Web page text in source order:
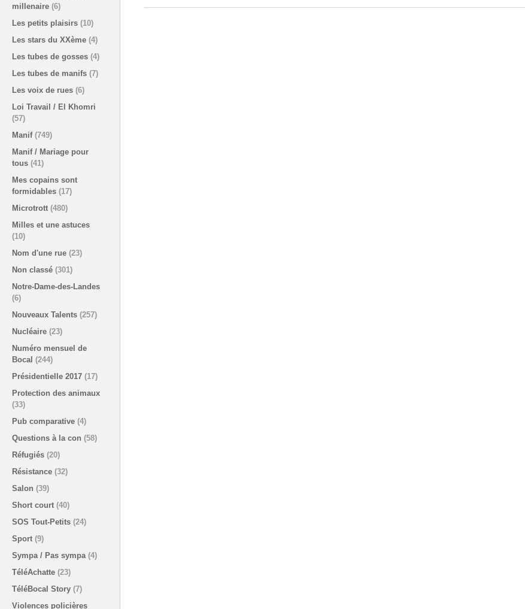
millenaire (6)
Les petits plaisirs (10)
Les stars du XXème (4)
Les tubes de gosses (4)
Les tubes de manifs (7)
Les voix de rues (6)
Loi Travail / El Khomri
(57)
Manif (749)
Manif / Mariage pour
tous (41)
Mes copains sont
formidables (17)
Microtrott (480)
Milles et une astuces
(10)
Nom d'une rue (23)
Non classé (301)
Notre-Dame-des-Landes
(6)
Nouveaux Talents (257)
Nucléaire (23)
Numéro mensuel de
Bocal (244)
Présidentielle 2017 (17)
Protection des animaux
(33)
Pub comparative (4)
Questions à la con (58)
Réfugiés (20)
Résistance (32)
Salon (39)
Short court (40)
SOS Tout-Petits (24)
Sport (9)
Sympa / Pas sympa (4)
TéléAchatte (23)
TéléBocal Story (7)
Violences policières